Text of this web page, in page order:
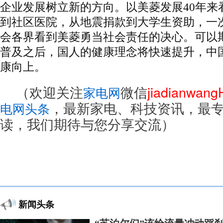
企业发展树立新的方向。以美菱发展40年来
到社区医院，从地震捐款到大学生资助，一
会各界看到美菱勇当社会责任的决心。可以
普及之后，国人的健康理念将快速提升，中
康向上。
（欢迎关注家电网微信
电网头条 ，最新家电、科技资讯，最
读，我们期待与您分享交流）
新闻头条